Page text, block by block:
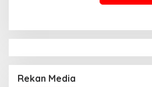
Rekan Media